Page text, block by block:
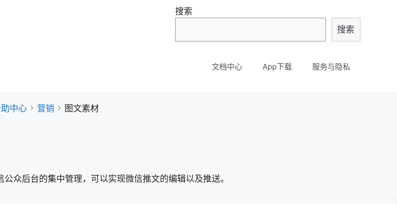
搜索
搜索
文档中心 App下载 服务与隐私
中心 营销 图文素材
众后台的集中管理，可以实现微信推文的编辑以及推送。